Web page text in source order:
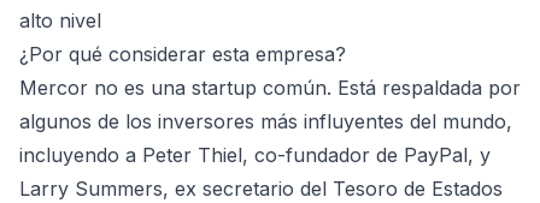
alto nivel
¿Por qué considerar esta empresa?
Mercor no es una startup común. Está respaldada por
algunos de los inversores más influyentes del mundo,
incluyendo a Peter Thiel, co-fundador de PayPal, y
Larry Summers, ex secretario del Tesoro de Estados